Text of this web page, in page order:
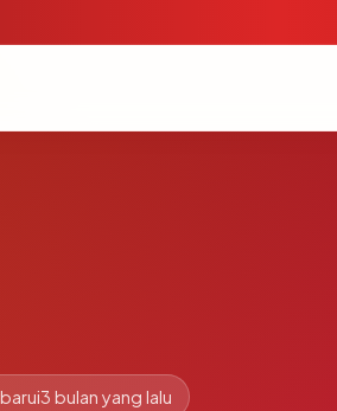
3 bulan yang lalu